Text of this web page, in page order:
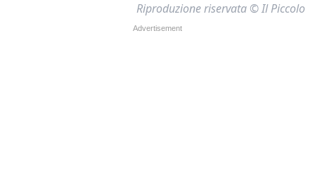
Riproduzione riservata © Il Piccolo